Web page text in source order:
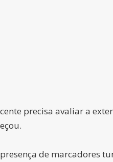
precisa avaliar a
de marcadores